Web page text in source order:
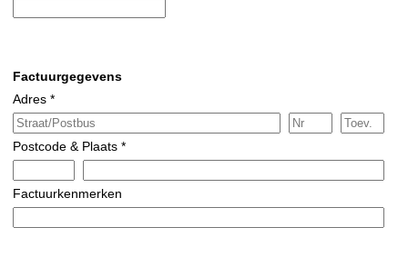
Factuurgegevens
Adres *
Postcode & Plaats *
Factuurkenmerken